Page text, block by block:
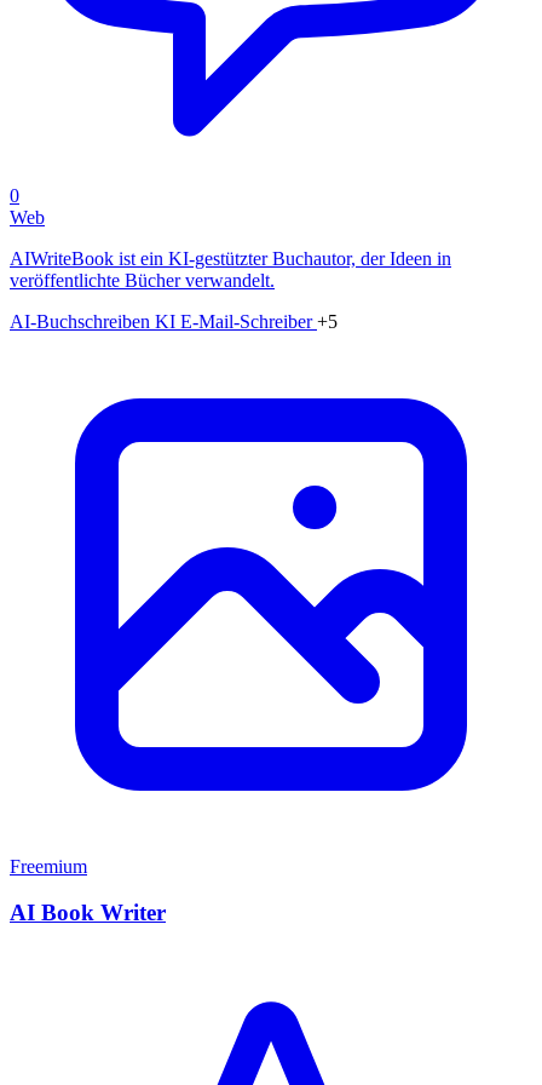
0
Web
AIWriteBook ist ein KI-gestützter Buchautor, der Ideen in
veröffentlichte Bücher verwandelt.
AI-Buchschreiben KI E-Mail-Schreiber+5
Freemium
AI Book Writer